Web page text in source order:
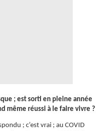
; est sorti en pleine année
même réussi à le faire vivre ?
; c’est vrai ; au COVID